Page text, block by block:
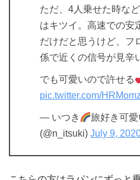
ただ、4人乗せた時な
はキツイ。高速での安
だけだと思うけど、フ
係で近くの信号が見辛
でも可愛いので許せる
pic.twitter.com/
— いつき
旅好き可
(@n_itsuki) July 9,